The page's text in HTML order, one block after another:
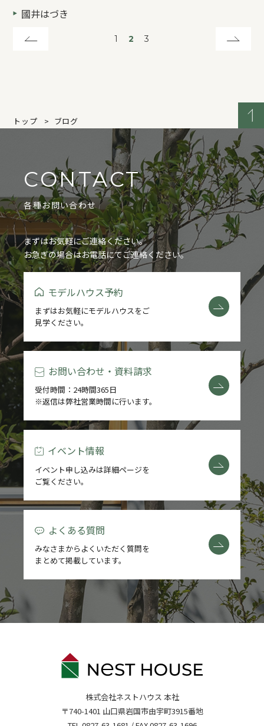
國井はづき
1 2 3
トップ ブログ
CONTACT
各種お問い合わせ
まずはお気軽にご連絡ください。
お急ぎの場合はお電話にてご連絡ください。
モデルハウス予約
まずはお気軽にモデルハウスをご
見学ください。
お問い合わせ・資料請求
受付時間：24時間365日
※返信は弊社営業時間に行います。
イベント情報
イベント申し込みは詳細ページを
ご覧ください。
よくある質問
みなさまからよくいただく質問を
まとめて掲載しています。
株式会社ネストハウス 本社
〒740-1401 山口県岩国市由宇町3915番地